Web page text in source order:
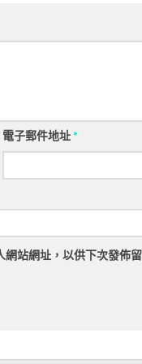
電子郵件地址*
站網址，以供下次發佈